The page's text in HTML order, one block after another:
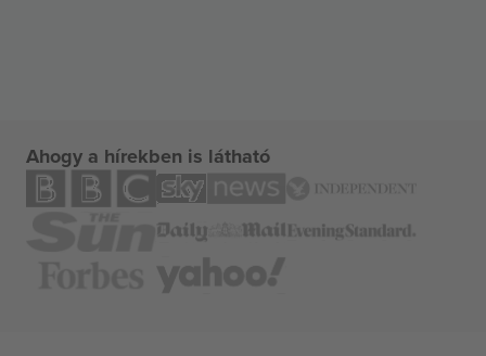
Ahogy a hírekben is látható